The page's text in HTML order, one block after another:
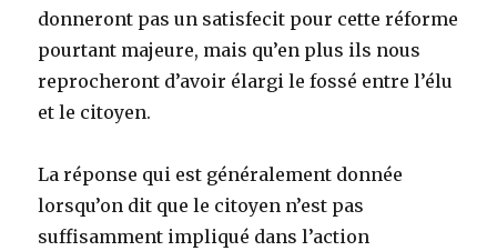
donneront pas un satisfecit pour cette réforme
pourtant majeure, mais qu’en plus ils nous
reprocheront d’avoir élargi le fossé entre l’élu
et le citoyen.
La réponse qui est généralement donnée
lorsqu’on dit que le citoyen n’est pas
suffisamment impliqué dans l’action